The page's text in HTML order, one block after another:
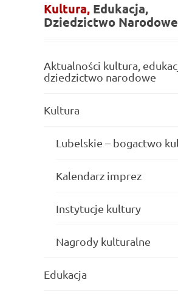
Kultura, Edukacja,
Dziedzictwo Narodowe
Aktualności kultura,
dziedzictwo narodowe
Kultura
Lubelskie – bogactwo
Kalendarz imprez
Instytucje kultury
Nagrody kulturalne
Edukacja